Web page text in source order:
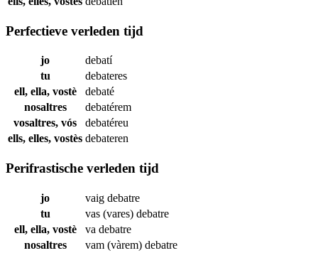
Perfectieve verleden tijd
jo
debatí
tu
debateres
ell, ella, vostè
debaté
nosaltres
debatérem
vosaltres, vós
debatéreu
ells, elles, vostès debateren
Perifrastische verleden tijd
jo vaig debatre
tu
vas (vares) debatre
ell, ella, vostè
va debatre
nosaltres
vam (vàrem) debatre